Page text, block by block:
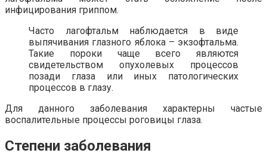
инфицирования гриппом.
Часто лагофтальм наблюдается в виде
выпячивания глазного яблока – экзофтальма.
Такие пороки чаще всего являются
свидетельством опухолевых процессов
позади глаза или иных патологических
процессов в глазу.
Для данного заболевания характерны частые
воспалительные процессы роговицы глаза.
Степени заболевания